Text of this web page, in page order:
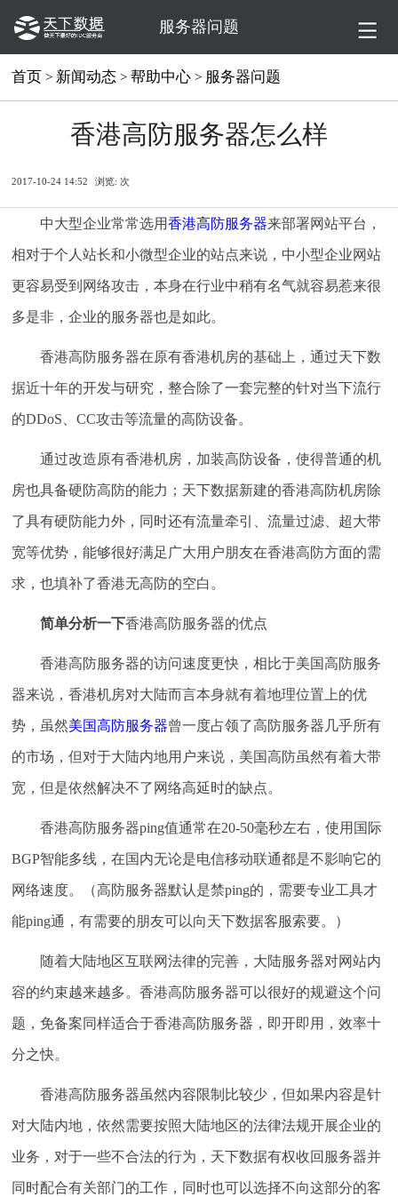
服务器问题
首页 > 新闻动态 >帮助中心 > 服务器问题
香港高防服务器怎么样
2017-10-24 14:52 浏览: 次
中大型企业常常选用香港高防服务器来部署网站平台，
相对于个人站长和小微型企业的站点来说，中小型企业网站
更容易受到网络攻击，本身在行业中稍有名气就容易惹来很
多是非，企业的服务器也是如此。
香港高防服务器在原有香港机房的基础上，通过天下数
据近十年的开发与研究，整合除了一套完整的针对当下流行
的DDoS、CC攻击等流量的高防设备。
通过改造原有香港机房，加装高防设备，使得普通的机
房也具备硬防高防的能力；天下数据新建的香港高防机房除
了具有硬防能力外，同时还有流量牵引、流量过滤、超大带
宽等优势，能够很好满足广大用户朋友在香港高防方面的需
求，也填补了香港无高防的空白。
简单分析一下香港高防服务器的优点
香港高防服务器的访问速度更快，相比于美国高防服务
器来说，香港机房对大陆而言本身就有着地理位置上的优
势，虽然美国高防服务器曾一度占领了高防服务器几乎所有
的市场，但对于大陆内地用户来说，美国高防虽然有着大带
宽，但是依然解决不了网络高延时的缺点。
香港高防服务器ping值通常在20-50毫秒左右，使用国际
BGP智能多线，在国内无论是电信移动联通都是不影响它的
网络速度。（高防服务器默认是禁ping的，需要专业工具才
能ping通，有需要的朋友可以向天下数据客服索要。）
随着大陆地区互联网法律的完善，大陆服务器对网站内
容的约束越来越多。香港高防服务器可以很好的规避这个问
题，免备案同样适合于香港高防服务器，即开即用，效率十
分之快。
香港高防服务器虽然内容限制比较少，但如果内容是针
对大陆内地，依然需要按照大陆地区的法律法规开展企业的
业务，对于一些不合法的行为，天下数据有权收回服务器并
同时配合有关部门的工作，同时也可以选择不向这部分的客